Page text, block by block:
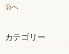
前へ
カテゴリー